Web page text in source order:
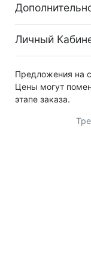
Личный
Предложения на
Цены могут
этапе заказа.